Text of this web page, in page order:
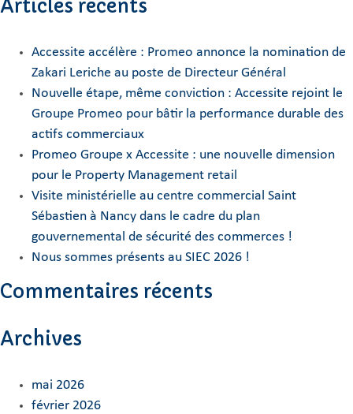
Articles récents
Accessite accélère : Promeo annonce la nomination de
Zakari Leriche au poste de Directeur Général
Nouvelle étape, même conviction : Accessite rejoint le
Groupe Promeo pour bâtir la performance durable des
actifs commerciaux
Promeo Groupe x Accessite : une nouvelle dimension
pour le Property Management retail
Visite ministérielle au centre commercial Saint
Sébastien à Nancy dans le cadre du plan
gouvernemental de sécurité des commerces !
Nous sommes présents au SIEC 2026 !
Commentaires récents
Archives
mai 2026
février 2026